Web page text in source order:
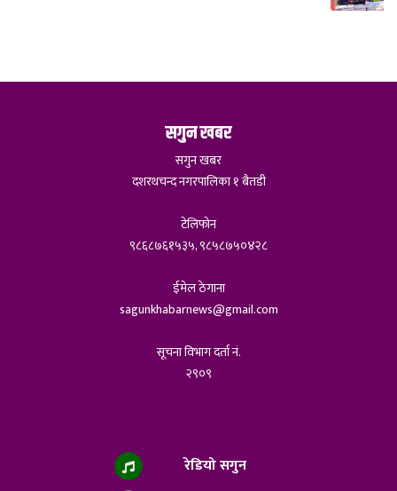
सगुन खबर
सगुन खबर
दशरथचन्द नगरपालिका १ बैतडी
टेलिफोन
९८६८७६१५३५, ९८५८७५०४२८
ईमेल ठेगाना
sagunkhabarnews@gmail.com
सूचना विभाग दर्ता नं.
२९०९
रेडियो सगुन